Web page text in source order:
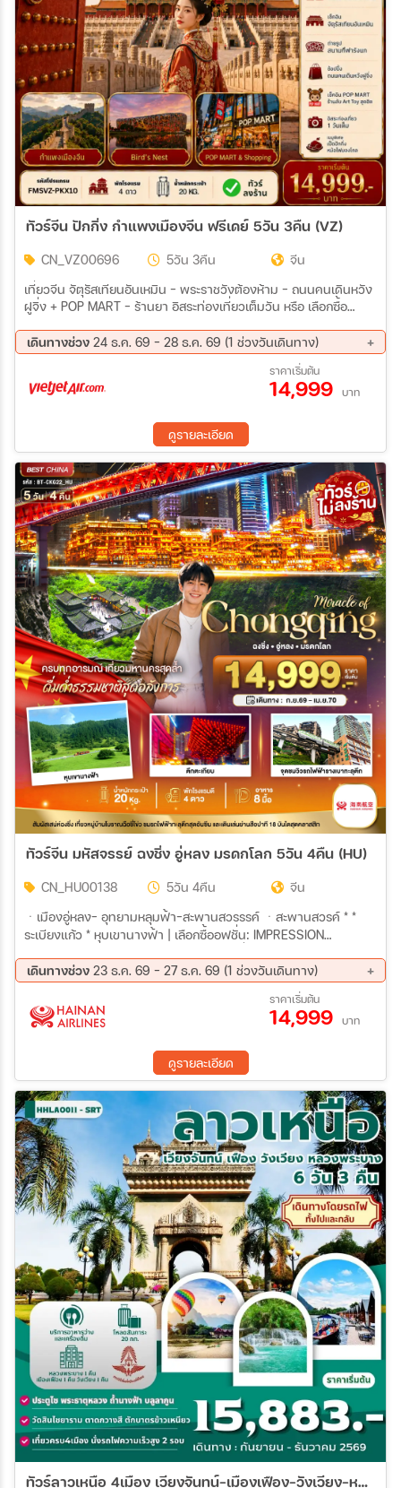
ทัวร์จีน ปักกิ่ง กำแพงเมืองจีน ฟรีเดย์ 5วัน 3คืน (VZ)
CN_VZ00696 5วัน 3คืน
จีน
เที่ยวจีน จัตุรัสเทียนอันเหมิน – พระราชวังต้องห้าม – ถนนคนเดินหวัง
ฝูจิ่ง + POP MART – ร้านยา อิสระท่องเที่ยวเต็มวัน หรือ เลือกซื้อ
ร้อน+นั่งรถลากชมเมืองโบราณ ย่านสือช่าไห่ การแสดงกายกรรม
BEIJING GUOMEN BUSINESS HOTEL หรือเทียบเท่า ร้านยางพารา
– กำแพงเมืองจีน (ด่านจูหยงกวน) – ร้านหยก – สนามกีฬารังนก –
ศูนย์การแข่งขันกีฬาทางน้ำแห่งชาติ – SOLANA LIFESTYLE
เดินทางช่วง 24 ธ.ค. 69 - 28 ธ.ค. 69 (1 ช่วงวันเดินทาง)
ราคาเริ่มต้น
14,999 บาท
ดูรายละเอียด
ทัวร์จีน มหัสจรรย์ ฉงชิ่ง อู่หลง มรดกโลก 5วัน 4คืน (HU)
CN_HU00138 5วัน 4คืน
จีน
ㆍเมืองอู่หลง- อุทยามหลุมฟ้า-สะพานสวรรรค์ ㆍสะพานสวรค์ * *
ระเบียงแก้ว * หุบเขานางฟ้า | เลือกซื้ออฟชั่น: IMPRESSION
บันไดㆍ ตึกตะเกียบ ㆍ ถนนคนเดินเจียฟางเป้ย์ㆍหงหยาตั้ง | เลือกซื้อ
อออฟชั่น: ล่องเรือชมแม่น้ำ 2 สาย ㆍหมู่บ้านฉือซี่โข่วㆍ จุดชมวิว
รถไฟฟ้ารางเบาทะลุตึก ㆍ อาคารขุยซิงตึก 22 ชั้น ㆍ The Ring Mall
ㆍเลือกซื้อออฟชั่น:ชบการสดงกายกรรมสุดอลังการ
เดินทางช่วง 23 ธ.ค. 69 - 27 ธ.ค. 69 (1 ช่วงวันเดินทาง)
ราคาเริ่มต้น
14,999 บาท
ดูรายละเอียด
ทัวร์ลาวเหนือ 4เมือง เวียงจันทน์-เมืองเฟือง-วังเวียง-หลวงพระบาง 6วัน 3คืน (SRT)